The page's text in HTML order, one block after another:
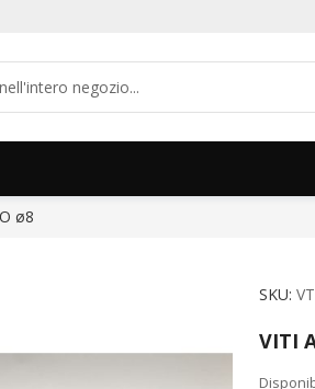
ø8
SKU
VITI